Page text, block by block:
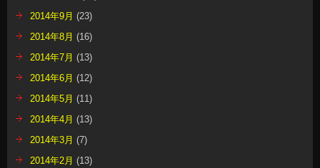
2014年9月 (23)
2014年8月 (16)
2014年7月 (13)
2014年6月 (12)
2014年5月 (11)
2014年4月 (13)
2014年3月 (7)
2014年2月 (13)